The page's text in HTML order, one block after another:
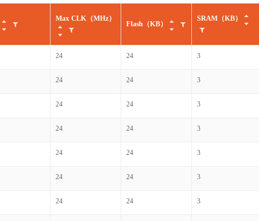
Max CLK（MHz）
Flash（KB）
SRAM（KB）
24 24 3
24 24 3
24 24 3
24 24 3
24 24 3
24 24 3
24 24 3